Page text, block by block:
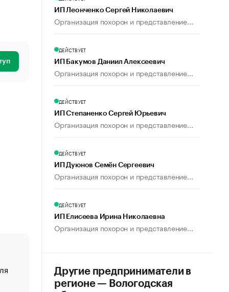
«От спорта тело стареет иначе». Как живет глава
создавшей GTA
ИП Леонченко Сергей Николаевич
Организация похорон и представление...
ДЕЙСТВУЕТ
ИП Бакумов Даниил Алексеевич
Организация похорон и представление...
ДЕЙСТВУЕТ
ИП Степаненко Сергей Юрьевич
Организация похорон и представление...
ДЕЙСТВУЕТ
ИП Дуюнов Семён Сергеевич
Организация похорон и представление...
ДЕЙСТВУЕТ
ИП Елисеева Ирина Николаевна
Организация похорон и представление...
Другие предприниматели в
регионе — Вологодская